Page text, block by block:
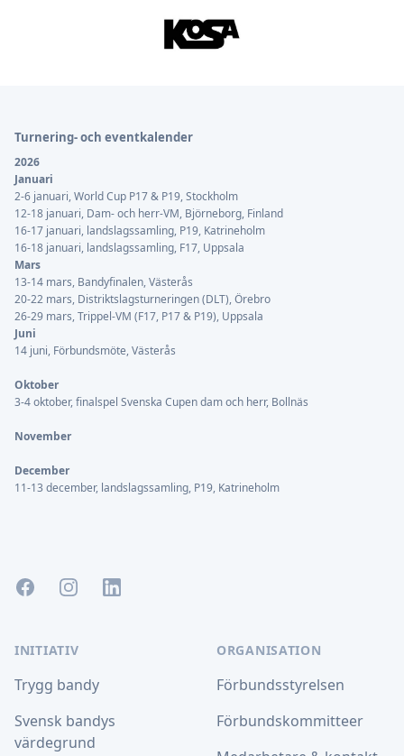
Turnering- och eventkalender
2026
Januari
2-6 januari, World Cup P17 & P19, Stockholm
12-18 januari, Dam- och herr-VM, Björneborg, Finland
16-17 januari, landslagssamling, P19, Katrineholm
16-18 januari, landslagssamling, F17, Uppsala
Mars
13-14 mars, Bandyfinalen, Västerås
20-22 mars, Distriktslagsturneringen (DLT), Örebro
26-29 mars, Trippel-VM (F17, P17 & P19), Uppsala
Juni
14 juni, Förbundsmöte, Västerås
Oktober
3-4 oktober, finalspel Svenska Cupen dam och herr, Bollnäs
November
December
11-13 december, landslagssamling, P19, Katrineholm
FacebookInstagramLinkedIn
INITIATIV
Trygg bandy
Svensk bandys
värdegrund
ORGANISATION
Förbundsstyrelsen
Förbundskommitteer